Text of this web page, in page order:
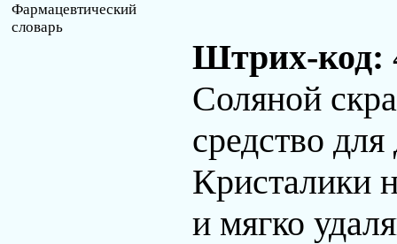
Фармацевтический
словарь
Штрих-код:
Соляной
средство
Кристалики
и мягко